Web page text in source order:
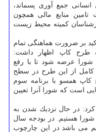
جمع آوری پسماند،
منابع مالی همچون
كمیته محیط زیست
بر ضرورت هماهنگی تمام
طرح كاپ اظهار داشت:
عرضه شود تا با رفع
كامل از این طرح در سطح
همسو با برنامه سوم
است كه شورا آنرا تعیین
بودجه سال 99 تصریح كرد: در حال نزدیك شدن به
هستیم. در بودجه سال
می باشد در این چارچوب